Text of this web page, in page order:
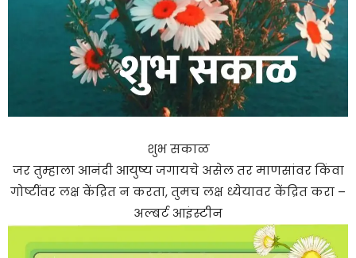
शुभ सकाळ
जर तुम्हाला आनंदी आयुष्य जगायचे असेल तर माणसांवर किंवा
गोष्टींवर लक्ष केंद्रित न करता, तुमच लक्ष ध्येयावर केंद्रित करा –
अल्बर्ट आइंस्टीन